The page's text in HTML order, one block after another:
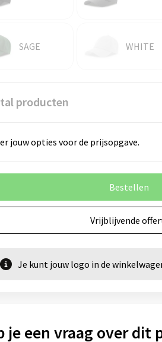
SAGE WHITE
producten
jouw opties voor de prijsopgave.
Bestellen
Vrijblijvende
Je kunt jouw logo in de
je een vraag over dit